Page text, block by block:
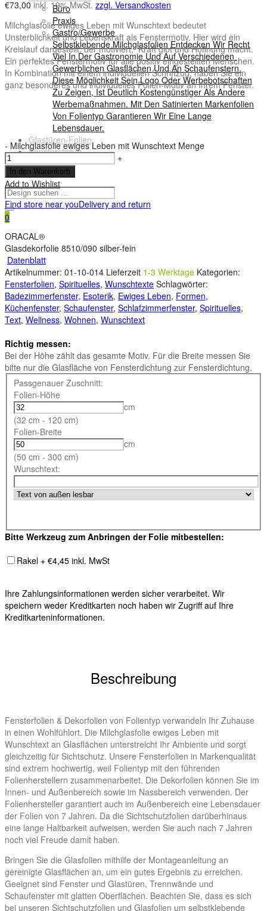
Büro
Praxis
Gastro/Gewerbe
Selbstklebende Milchglasfolien Entdecken Wir Recht
Viel In Der Gastronomie Und Auf Verschiedenen
Gewerblichen Glasflächen Und An Schaufenstern.
Diese Möglichkeit Sein Logo Oder Werbebotschaften
Zu Zeigen, Ist Deutlich Kostengünstiger Als Andere
Werbemaßnahmen. Mit Den Satinierten Markenfolien
Von Folientyp Garantieren Wir Eine Lange
Lebensdauer.
Glastüren-Folien
Fenstersticker
Produktsuche
0
€73,00 inkl. 19% MwSt. zzgl. Versandkosten
Milchglasfolie ewiges Leben mit Wunschtext bedeutet
Unsterblichkeit und Lebenskraft als Fenstermotiv. Hier wird ein
Kreislauf dargestellt, der motiviert, Kraft gibt und Hoffnung macht.
Ein perfektes Fenstermotiv für alle positiv eingestellten Menschen.
In Kombination mit einem individuellen Schriftzug, haben Sie ein
ganz besonderes und individuelles Folien-Motiv an Ihrem Fenster.
- Milchglasfolie ewiges Leben mit Wunschtext Menge
+
In den Warenkorb
Add to Wishlist
Find store near youDelivery and return
ORACAL®
Glasdekorfolie 8510/090 silber-fein
Datenblatt
Artikelnummer: 01-10-014 Lieferzeit 1-3 Werktage Kategorien:
Fensterfolien, Spirituelles, Wunschtexte Schlagwörter:
Badezimmerfenster, Esoterik, Ewiges Leben, Formen,
Küchenfenster, Schaufenster, Schlafzimmerfenster, Spirituelles,
Text, Wellness, Wohnen, Wunschtext
Richtig messen:
Bei der Höhe zählt das gesamte Motiv. Für die Breite messen Sie
bitte nur die Glasfläche von Fensterdichtung zur Fensterdichtung.
Passgenauer Zuschnitt:
Folien-Höhe
cm
(32 cm - 120 cm)
Folien-Breite
cm
(50 cm - 300 cm)
Wunschtext:
Bitte Werkzeug zum Anbringen der Folie mitbestellen:
Rakel + €4,45 inkl. MwSt
Ihre Zahlungsinformationen werden sicher verarbeitet. Wir
speichern weder Kreditkarten noch haben wir Zugriff auf Ihre
Kreditkarteninformationen.
Beschreibung
Fensterfolien & Dekorfolien von Folientyp verwandeln Ihr Zuhause
in einen Wohlfühlort. Die Milchglasfolie ewiges Leben mit
Wunschtext an Glasflächen unterstreicht Ihr Ambiente und sorgt
gleichzeitig für Sichtschutz. Unsere Fensterfolien in Markenqualität
sind extrem hochwertig, weil Folientyp mit den führenden
Folienherstellern zusammenarbeitet. Die Dekorfolien können Sie im
Innen- und Außenbereich sowie im Nassbereich verwenden. Der
Folienhersteller garantiert auch im Außenbereich eine Lebensdauer
der Folien von 7 Jahren. Da die Sichtschutzfolien darüberhinaus
eine lange Haltbarkeit aufweisen, werden Sie auch nach 7 Jahren
noch viel Freude damit haben.
Bringen Sie die Glasfolien mithilfe der Montageanleitung an
gereinigte Glasflächen an, um ein gutes Ergebnis zu erreichen.
Geeignet sind Fenster und Glastüren, Trennwände und
Schaufenster mit glatten Oberflächen. Beachten Sie, dass es sich
bei unseren Sichtschutzfolien und Glasfolien um selbstklebende